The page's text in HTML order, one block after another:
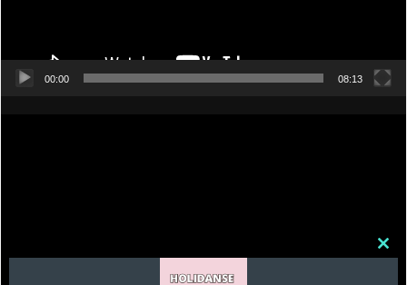
00:00 08:13